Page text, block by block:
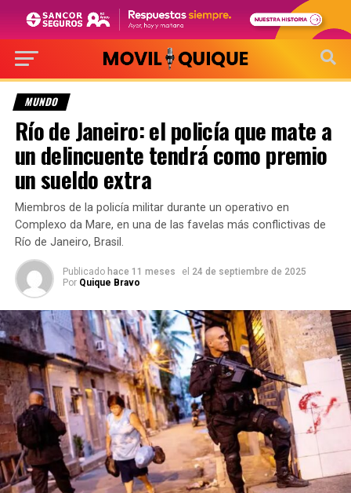
MUNDO
Río de Janeiro: el policía que mate a
un delincuente tendrá como premio
un sueldo extra
Miembros de la policía militar durante un operativo en
Complexo da Mare, en una de las favelas más conflictivas de
Río de Janeiro, Brasil.
Publicado hace 11 meses el 24 de septiembre de 2025
Por Quique Bravo